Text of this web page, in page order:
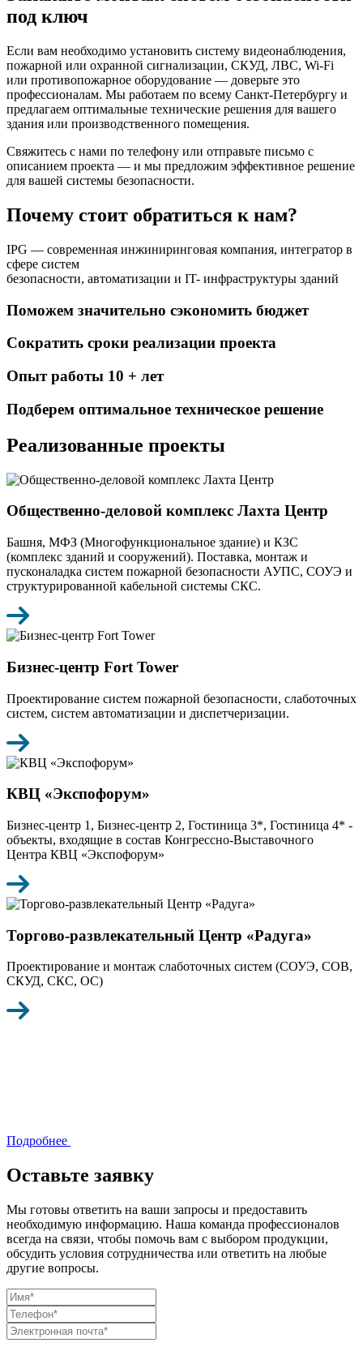
под ключ
Если вам необходимо установить систему видеонаблюдения,
пожарной или охранной сигнализации, СКУД, ЛВС, Wi-Fi
или противопожарное оборудование — доверьте это
профессионалам. Мы работаем по всему Санкт-Петербургу и
предлагаем оптимальные технические решения для вашего
здания или производственного помещения.
Свяжитесь с нами по телефону или отправьте письмо с
описанием проекта — и мы предложим эффективное решение
для вашей системы безопасности.
Почему стоит обратиться к нам?
IPG — современная инжиниринговая компания, интегратор в
сфере систем
безопасности, автоматизации и IT- инфраструктуры зданий
Поможем значительно сэкономить бюджет
Сократить сроки реализации проекта
Опыт работы 10 + лет
Подберем оптимальное техническое решение
Реализованные проекты
Общественно-деловой комплекс Лахта Центр
Башня, МФЗ (Многофункциональное здание) и КЗС
(комплекс зданий и сооружений). Поставка, монтаж и
пусконаладка систем пожарной безопасности АУПС, СОУЭ и
структурированной кабельной системы СКС.
Бизнес-центр Fort Tower
Проектирование систем пожарной безопасности, слаботочных
систем, систем автоматизации и диспетчеризации.
КВЦ «Экспофорум»
Бизнес-центр 1, Бизнес-центр 2, Гостиница 3*, Гостиница 4* -
объекты, входящие в состав Конгрессно-Выставочного
Центра КВЦ «Экспофорум»
Торгово-развлекательный Центр «Радуга»
Проектирование и монтаж слаботочных систем (СОУЭ, СОВ,
СКУД, СКС, ОС)
Подробнее
Оставьте заявку
Мы готовы ответить на ваши запросы и предоставить
необходимую информацию. Наша команда профессионалов
всегда на связи, чтобы помочь вам с выбором продукции,
обсудить условия сотрудничества или ответить на любые
другие вопросы.